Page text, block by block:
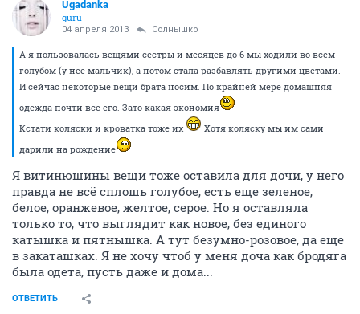
Ugadanka
guru
04 апреля 2013 Солнышко
А я пользовалась вещями сестры и месяцев до 6 мы ходили во всем
голубом (у нее мальчик), а потом стала разбавлять другими цветами.
И сейчас некоторые вещи брата носим. По крайней мере домашняя
одежда почти все его. Зато какая экономия
Кстати коляски и кроватка тоже их
Хотя коляску мы им сами
дарили на рождение
Я витинюшины вещи тоже оставила для дочи, у него
правда не всё сплошь голубое, есть еще зеленое,
белое, оранжевое, желтое, серое. Но я оставляла
только то, что выглядит как новое, без единого
катышка и пятнышка. А тут безумно-розовое, да еще
в закаташках. Я не хочу чтоб у меня доча как бродяга
была одета, пусть даже и дома...
ОТВЕТИТЬ